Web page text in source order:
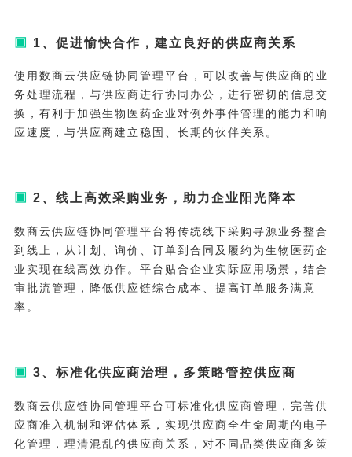
▣ 1、促进愉快合作，建立良好的供应商关系
使用数商云供应链协同管理平台，可以改善与供应商的业
务处理流程，与供应商进行协同办公，进行密切的信息交
换，有利于加强生物医药企业对例外事件管理的能力和响
应速度，与供应商建立稳固、长期的伙伴关系。
▣ 2、线上高效采购业务，助力企业阳光降本
数商云供应链协同管理平台将传统线下采购寻源业务整合
到线上，从计划、询价、订单到合同及履约为生物医药企
业实现在线高效协作。平台贴合企业实际应用场景，结合
审批流管理，降低供应链综合成本、提高订单服务满意
率。
▣ 3、标准化供应商治理，多策略管控供应商
数商云供应链协同管理平台可标准化供应商管理，完善供
应商准入机制和评估体系，实现供应商全生命周期的电子
化管理，理清混乱的供应商关系，对不同品类供应商多策